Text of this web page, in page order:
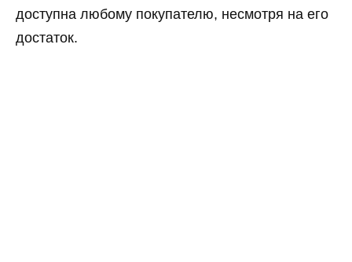
доступна любому покупателю, несмотря на его
достаток.